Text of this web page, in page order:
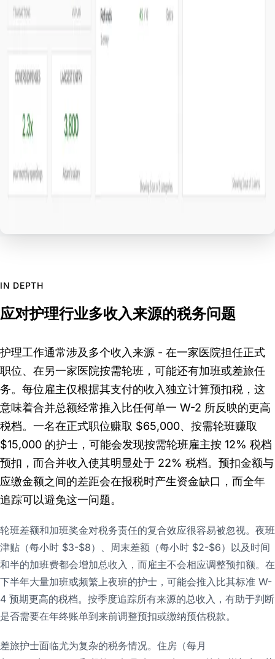
IN DEPTH
应对护理行业多收入来源的税务问题
护理工作通常涉及多个收入来源 - 在一家医院担任正式
职位、在另一家医院按需轮班，可能还有加班或差旅任
务。每位雇主仅根据其支付的收入独立计算预扣税，这
意味着合并总额经常推入比任何单一 W-2 所反映的更高
税档。一名在正式职位赚取 $65,000、按需轮班赚取
$15,000 的护士，可能会发现按需轮班雇主按 12% 税档
预扣，而合并收入使其明显处于 22% 税档。预扣金额与
应缴金额之间的差距会在报税时产生资金缺口，而全年
追踪可以避免这一问题。
轮班差额和加班奖金对税务责任的复合效应很容易被忽视。夜班
津贴（每小时 $3-$8）、周末差额（每小时 $2-$6）以及时间
和半的加班费都会增加总收入，而雇主不会相应调整预扣额。在
下半年大量加班或频繁上夜班的护士，可能会推入比其标准 W-
4 预期更高的税档。按季度追踪所有来源的总收入，有助于判断
是否需要在年终账单到来前调整预扣或缴纳预估税款。
差旅护士面临尤为复杂的税务情况。住房（每月